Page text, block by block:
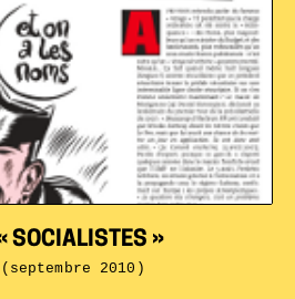
SOCIALISTES »
2010)